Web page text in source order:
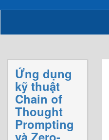
Ứng dụng
kỹ thuật
Chain of
Thought
Prompting
và Zero-